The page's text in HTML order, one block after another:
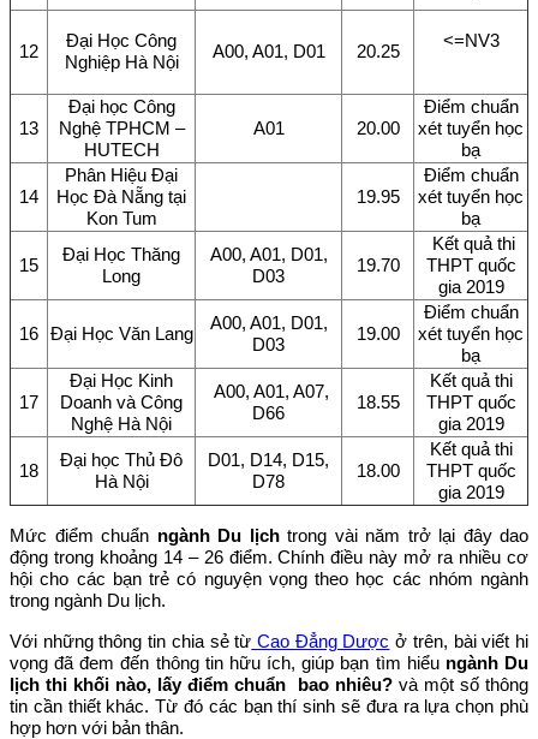
12
Đại Học Công
Nghiệp Hà Nội
A00, A01, D01 20.25
<=NV3
13
Đại học Công
Nghệ TPHCM –
HUTECH
A01 20.00
Điểm chuẩn
xét tuyển học
bạ
14
Phân Hiệu Đại
Học Đà Nẵng tại
Kon Tum
19.95
Điểm chuẩn
xét tuyển học
bạ
15
Đại Học Thăng
Long
A00, A01, D01,
D03
19.70
Kết quả thi
THPT quốc
gia 2019
16 Đại Học Văn Lang
A00, A01, D01,
D03
19.00
Điểm chuẩn
xét tuyển học
bạ
17
Đại Học Kinh
Doanh và Công
Nghệ Hà Nội
A00, A01, A07,
D66
18.55
Kết quả thi
THPT quốc
gia 2019
18
Đại học Thủ Đô
Hà Nội
D01, D14, D15,
D78
18.00
Kết quả thi
THPT quốc
gia 2019
Mức điểm chuẩn ngành Du lịchtrong vài năm trở lại đây dao
động trong khoảng 14 – 26 điểm. Chính điều này mở ra nhiều cơ
hội cho các bạn trẻ có nguyện vọng theo học các nhóm ngành
trong ngành Du lịch.
Với những thông tin chia sẻ từ Cao Đẳng Dược ở trên, bài viết hi
vọng đã đem đến thông tin hữu ích, giúp bạn tìm hiểu ngành Du
lịch thi khối nào, lấy điểm chuẩn bao nhiêu? và một số thông
tin cần thiết khác. Từ đó các bạn thí sinh sẽ đưa ra lựa chọn phù
hợp hơn với bản thân.